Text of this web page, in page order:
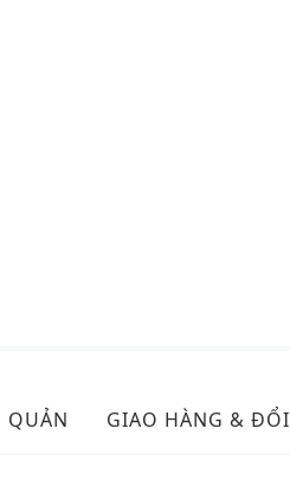
QUẢN GIAO HÀNG &